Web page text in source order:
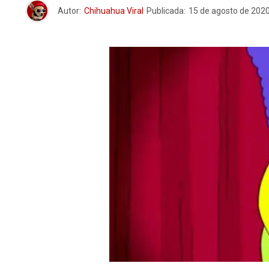
Autor: Chihuahua Viral Publicada: 15 de agosto de